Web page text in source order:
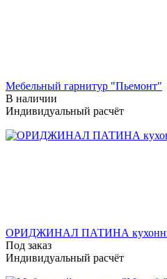
Мебельный гарнитур "Пьемонт"
В наличии
Индивидуальный расчёт
ОРИДЖИНАЛ ПАТИНА
Под заказ
Индивидуальный расчёт